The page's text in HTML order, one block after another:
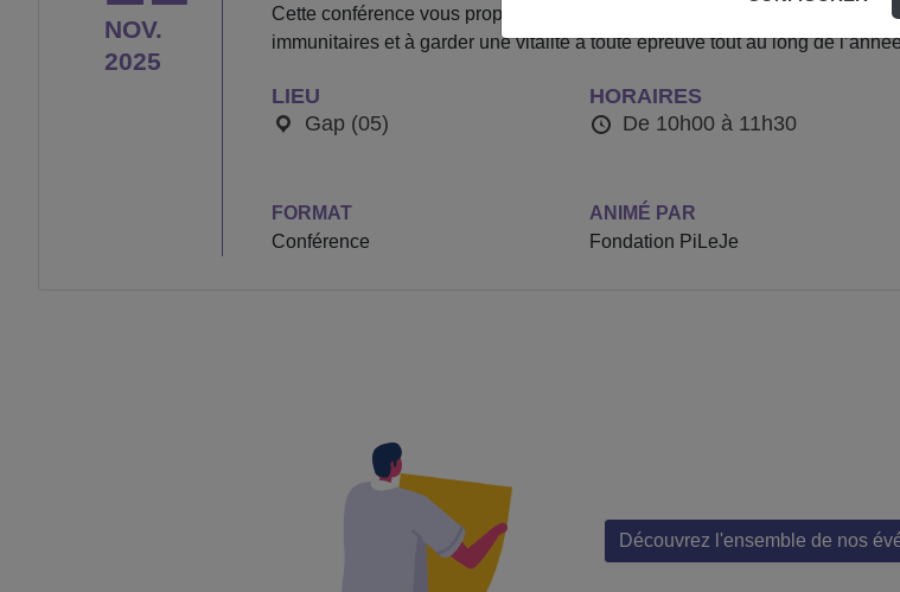
NOV.
2025
Cette conférence vous propose de voyager au cœur du système
immunitaires et à garder une vitalité à toute épreuve tout au long de
LIEU
Gap (05)
HORAIRES
De 10h00 à 11h30
FORMAT
Conférence
ANIMÉ PAR
Fondation PiLeJe
Découvrez l'ensemble de nos